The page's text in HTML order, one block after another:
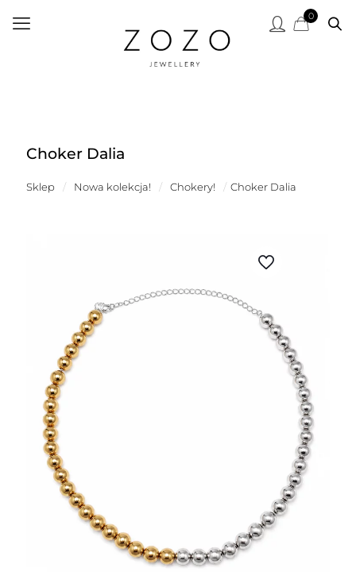
0
Choker Dalia
Sklep / Nowa kolekcja! / Chokery! / Choker Dalia